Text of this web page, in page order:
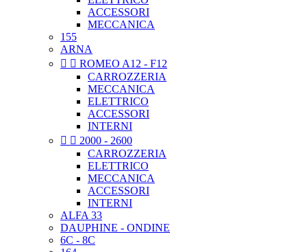
ACCESSORI
MECCANICA
155
ARNA
  ROMEO A12 - F12
CARROZZERIA
MECCANICA
ELETTRICO
ACCESSORI
INTERNI
  2000 - 2600
CARROZZERIA
ELETTRICO
MECCANICA
ACCESSORI
INTERNI
ALFA 33
DAUPHINE - ONDINE
6C - 8C